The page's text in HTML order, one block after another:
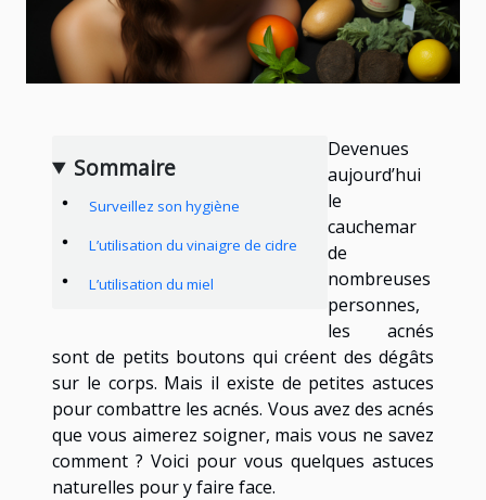
Sommaire
Surveillez son hygiène
L’utilisation du vinaigre de cidre
L’utilisation du miel
Devenues
aujourd’hui
le
cauchemar
de
nombreuses
personnes,
les acnés
sont de petits boutons qui créent des dégâts
sur le corps. Mais il existe de petites astuces
pour combattre les acnés. Vous avez des acnés
que vous aimerez soigner, mais vous ne savez
comment ? Voici pour vous quelques astuces
naturelles pour y faire face.